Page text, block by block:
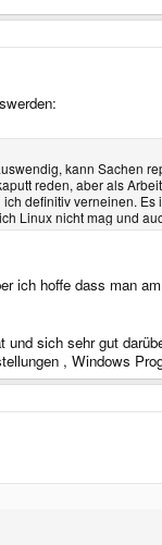
kann Sachen
reden, aber als
definitiv verneinen.
Linux nicht mag und
ich hoffe dass man
sich sehr gut
, Windows